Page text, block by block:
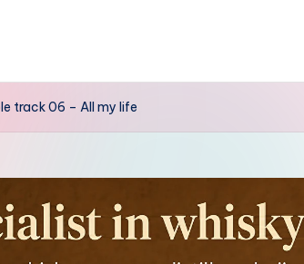
track 06 – All my life